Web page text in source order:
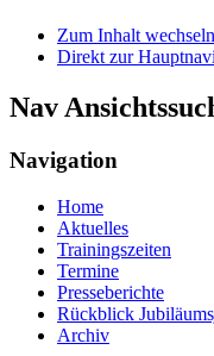
Zum Inhalt wechseln
Direkt zur
Nav
Navigation
Home
Aktuelles
Trainingszeiten
Termine
Presseberichte
Rückblick
Archiv